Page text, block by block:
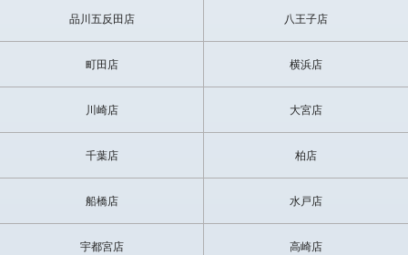
とても気持ちのいい時間でした(S様)
羽生結弦のような感じで、好みのタイプでした。
話しやすい感じで、プレイも積極的で非常に満足しました。(I様)
非常に性欲溜まってて仕事帰り利用して初めてけいじさんを利用し
非常に話し上手なボーイさんで、プレイも満足できました!
又、利用しますね、、(K様)
デートコースからの個室、会話も弾み恋人気分でイチャイチャ出
来、とても楽しかったです。ずっと一緒に居たいと思うとても気づ
品川五反田店 八王子店
町田店 横浜店
川崎店 大宮店
千葉店 柏店
船橋店 水戸店
宇都宮店 高崎店